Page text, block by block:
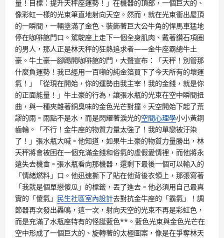
量！目標：提升天秤座運勢！」在機器的頂部，一個巨大的、
像彩虹一樣的光束筆直地射向天空。然而，就在光束衝出屋頂
的一瞬間，一輛塗滿了金色、裝飾著巨大公牛角的悍馬車猛地
停在咖啡館門口。駕駛座上走下一個全身肌肉、戴著鑽石項圈
的男人，那人正是林天秤的狂熱追求者——金牛座霸總牛土
豪。牛土豪一腳踢開咖啡館的門，大聲宣布：「天秤！別管那
什麼負運勢！我已經用一百噸的純金箔買下了今天所有的壞運
氣！」「從現在開始，你的運勢由我主宰！我的金錢，就是你
的正面能量！」牛土豪的行為，讓張水瓶的光束在空中瞬間扭
曲，與一種夾雜著銅臭味的金色光芒對撞。天空開始下起了荒
謬的雨。雨點不是水，而是閃耀著淚光的空間心理學小小黃銅
齒輪。「不行！金牛座的物質力量太強了！我的單戀被汙染
了！」張水瓶大喊。他知道，如果牛土豪的物質力量勝出，林
天秤將會被困在一個充滿金錢和俗氣的虛假愛情裡，而他將永
遠失去機會。張水瓶看向那機器，還剩下最後一個可以輸入的
「情緒燃料」口。他迅速撕下了貼在他背後衣領上，那張寫著
「我就是個單戀傻瓜」的標籤，丟了進去。他必須用自己最真
實的「傻氣」 民生社區室內設計去對抗金牛座的「霸氣」！調
節器再次發出轟鳴，這一次，射向天空的光束不再是彩虹色，
而是充滿了水瓶座特有的怪誕藍色**。藍色光束與金色光芒在
空中形成了一個巨大的、旋轉著的太極圖案，像是在爭奪林天